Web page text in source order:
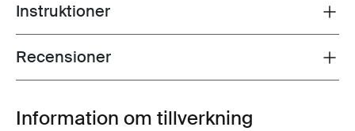
Toggle guides and instructions
Instruktioner
Toggle overview
Recensioner
Information om tillverkning